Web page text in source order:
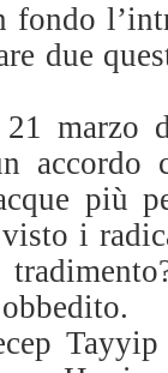
fondo
due
marzo
accordo
più
visto i
Tayyip